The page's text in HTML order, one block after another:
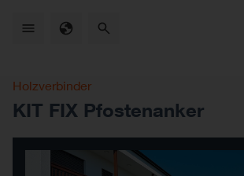
Holzverbinder
KIT FIX Pfostenanker